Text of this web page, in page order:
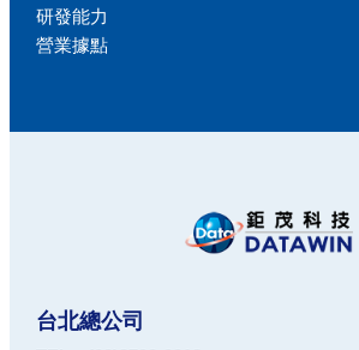
研發能力
營業據點
台北總公司